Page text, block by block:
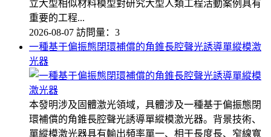
立大型相似材料模型對研究大型人類工程活動案例具有
重要的工程...
2026-08-07 訪問量：3
一種基于偏振態閉環補償的角錐長腔聲光誘導單縱模激
光器
本發明涉及固體激光領域，具體涉及一種基于偏振態閉
環補償的角錐長腔聲光誘導單縱模激光器。背景技術、
單縱模激光器具有輸出頻率單一、相干長度長、窄線寬